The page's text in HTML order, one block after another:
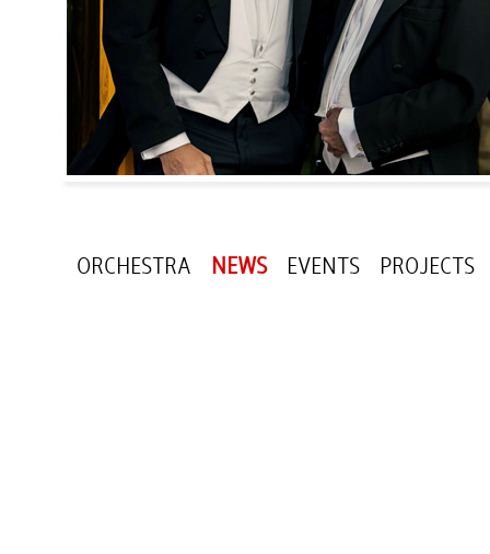
ORCHESTRA NEWS EVENTS PROJECTS